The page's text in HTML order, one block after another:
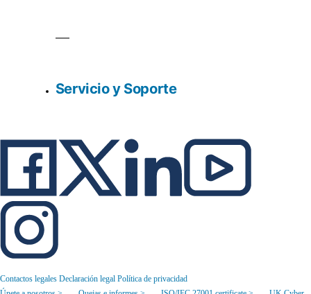
Servicio y Soporte
Contactos legales Declaración legal Política de privacidad